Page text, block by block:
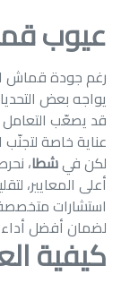
عيوب
رغم جودة قماش
يواجه بعض
قد يصعّب
عناية خاصة
لكن فيشطا،
أعلى المعايير،
استشارات
لضمان أفضل
كيفية